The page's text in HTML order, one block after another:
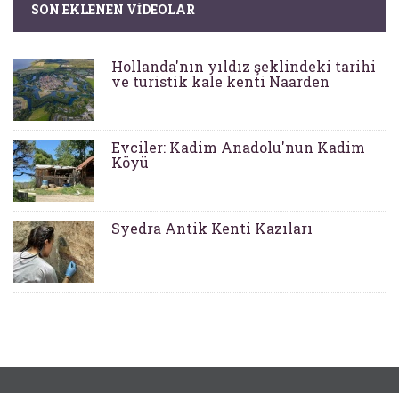
SON EKLENEN VIDEOLAR
Hollanda'nın yıldız şeklindeki tarihi
ve turistik kale kenti Naarden
Evciler: Kadim Anadolu'nun Kadim
Köyü
Syedra Antik Kenti Kazıları